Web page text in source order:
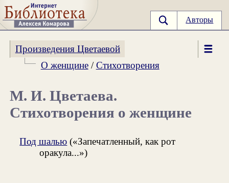
Авторы
Произведения Цветаевой
О женщине/Стихотворения
М. И. Цветаева.
Стихотворения о женщине
Под шалью («Запечатленный, как рот
оракула...»)